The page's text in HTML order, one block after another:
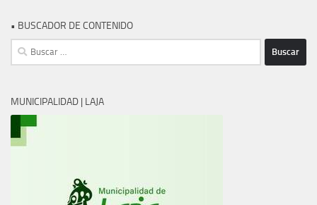
• BUSCADOR DE CONTENIDO
Buscar:
MUNICIPALIDAD | LAJA